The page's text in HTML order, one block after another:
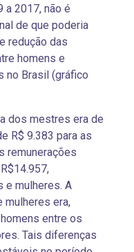
a 2017, não é
de que poderia
redução das
homens e
no Brasil (gráfico
dos mestres era de
R$ 9.383 para as
remunerações
e mulheres. A
mulheres era,
entre os
Tais diferenças